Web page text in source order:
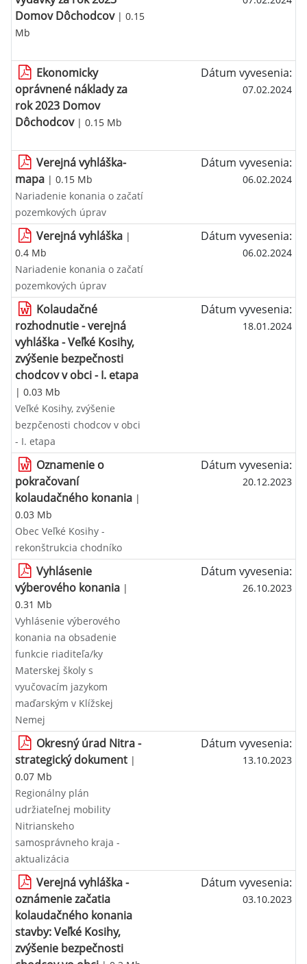
Domov Dôchodcov| 0.15
Mb
Ekonomicky
oprávnené náklady za
rok 2023 Domov
Dôchodcov| 0.15 Mb
Dátum vyvesenia:
07.02.2024
Verejná vyhláška-
mapa | 0.15 Mb
Dátum vyvesenia:
06.02.2024
Nariadenie konania o začatí
pozemkových úprav
Verejná vyhláška |
0.4 Mb
Dátum vyvesenia:
06.02.2024
Nariadenie konania o začatí
pozemkových úprav
Kolaudačné
rozhodnutie - verejná
vyhláška - Veľké Kosihy,
zvýšenie bezpečnosti
chodcov v obci - I. etapa
| 0.03 Mb
Dátum vyvesenia:
18.01.2024
Veľké Kosihy, zvýšenie
bezpčenosti chodcov v obci
- I. etapa
Oznamenie o
pokračovaní
kolaudačného konania |
0.03 Mb
Dátum vyvesenia:
20.12.2023
Obec Veľké Kosihy -
rekonštrukcia chodníko
Vyhlásenie
výberového konania |
0.31 Mb
Dátum vyvesenia:
26.10.2023
Vyhlásenie výberového
konania na obsadenie
funkcie riaditeľa/ky
Materskej školy s
vyučovacím jazykom
maďarským v Klížskej
Nemej
Okresný úrad Nitra -
strategický dokument |
0.07 Mb
Dátum vyvesenia:
13.10.2023
Regionálny plán
udržiateľnej mobility
Nitrianskeho
samosprávneho kraja -
aktualizácia
Verejná vyhláška -
oznámenie začatia
kolaudačného konania
stavby: Veľké Kosihy,
zvýšenie bezpečnosti
Dátum vyvesenia:
03.10.2023